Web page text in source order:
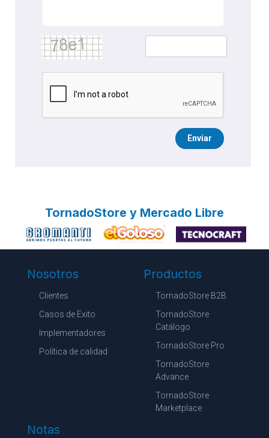
Enviar
TornadoStore y Mercado Libre
Nosotros
Clientes
Casos de Exito
Implementadores
Política de calidad
Productos
TornadoStore B2B
TornadoStore
Catálogo
TornadoStore Pro
TornadoStore
Advance
TornadoStore
Marketplace
Notas